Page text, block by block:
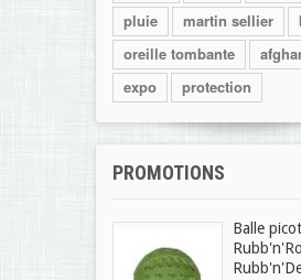
pluie
martin sellier
oreille tombante
expo
protection
PROMOTIONS
Balle picot
Rubb'n'Roll